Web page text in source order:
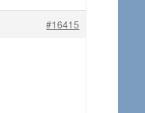
#16415